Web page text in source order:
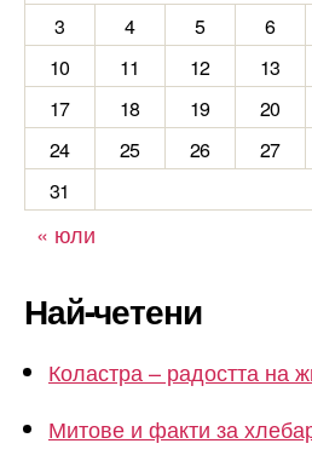
3
4 5 6
10
11 12 13
17
18 19 20
24
25 26 27
31
« юли
Най-четени
Коластра – радостта на
Митове и факти за